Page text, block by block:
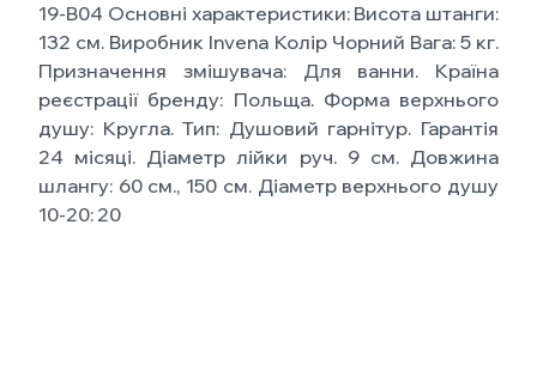
19-B04 Основні характеристики: Висота штанги:
132 см. Виробник Invena Колір Чорний Вага: 5 кг.
Призначення змішувача: Для ванни. Країна
реєстрації бренду: Польща. Форма верхнього
душу: Кругла. Тип: Душовий гарнітур. Гарантія
24 місяці. Діаметр лійки руч. 9 см. Довжина
шлангу: 60 см., 150 см. Діаметр верхнього душу
10-20: 20